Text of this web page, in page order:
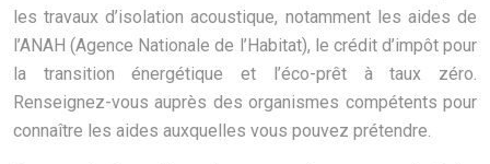
les travaux d’isolation acoustique, notamment les aides de
l’ANAH (Agence Nationale de l’Habitat), le crédit d’impôt pour
la transition énergétique et l’éco-prêt à taux zéro.
Renseignez-vous auprès des organismes compétents pour
connaître les aides auxquelles vous pouvez prétendre.